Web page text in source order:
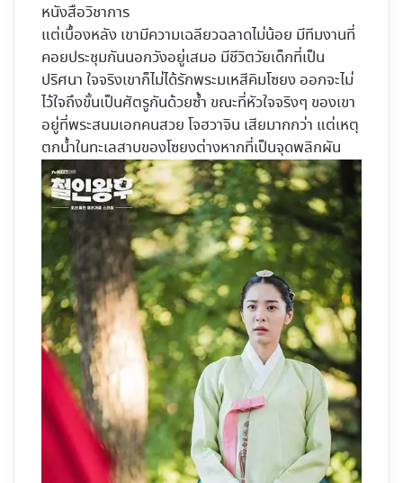
หนังสือวิชาการ
แต่เบื้องหลัง เขามีความเฉลียวฉลาดไม่น้อย มีทีมงานที่
คอยประชุมกันนอกวังอยู่เสมอ มีชีวิตวัยเด็กที่เป็น
ปริศนา ใจจริงเขาก็ไม่ได้รักพระมเหสีคิมโซยง ออกจะไม่
ไว้ใจถึงขั้นเป็นศัตรูกันด้วยซ้ำ ขณะที่หัวใจจริงๆ ของเขา
อยู่ที่พระสนมเอกคนสวย โจฮวาจิน เสียมากกว่า แต่เหตุ
ตกน้ำในทะเลสาบของโซยงต่างหากที่เป็นจุดพลิกผัน